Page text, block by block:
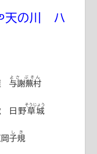
天の川 ハ
与謝蕪村
よさ ぶそん
日野草城
そうじょう
子規
き